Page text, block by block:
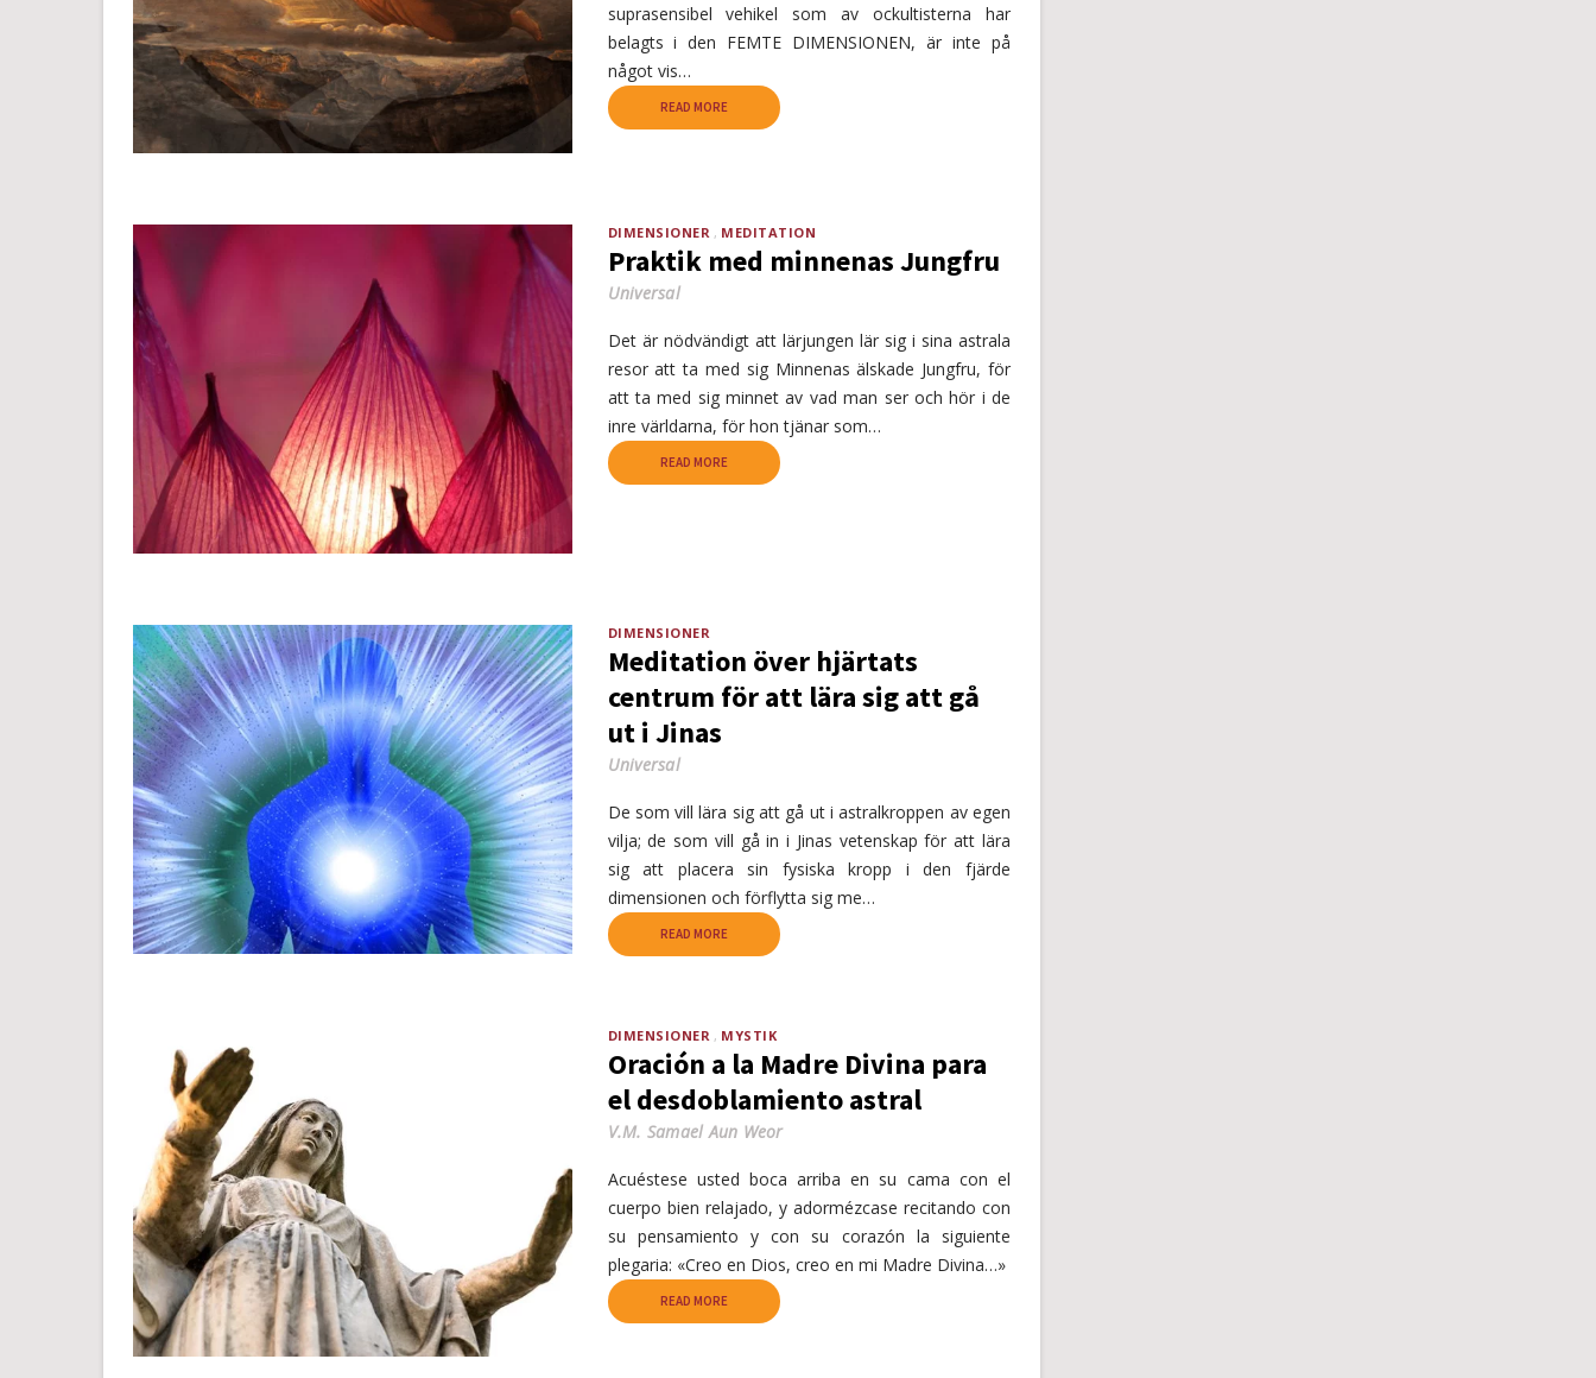
suprasensibel vehikel som av ockultisterna har
belagts i den FEMTE DIMENSIONEN, är inte på
något vis…
READ MORE
DIMENSIONER MEDITATION
Praktik med minnenas Jungfru
Universal
Det är nödvändigt att lärjungen lär sig i sina astrala
resor att ta med sig Minnenas älskade Jungfru, för
att ta med sig minnet av vad man ser och hör i de
inre världarna, för hon tjänar som…
READ MORE
DIMENSIONER
Meditation över hjärtats
centrum för att lära sig att gå
ut i Jinas
Universal
De som vill lära sig att gå ut i astralkroppen av egen
vilja; de som vill gå in i Jinas vetenskap för att lära
sig att placera sin fysiska kropp i den fjärde
dimensionen och förflytta sig me…
READ MORE
DIMENSIONER MYSTIK
Oración a la Madre Divina para
el desdoblamiento astral
V.M. Samael Aun Weor
Acuéstese usted boca arriba en su cama con el
cuerpo bien relajado, y adormézcase recitando con
su pensamiento y con su corazón la siguiente
plegaria: «Creo en Dios, creo en mi Madre Divina…»
READ MORE